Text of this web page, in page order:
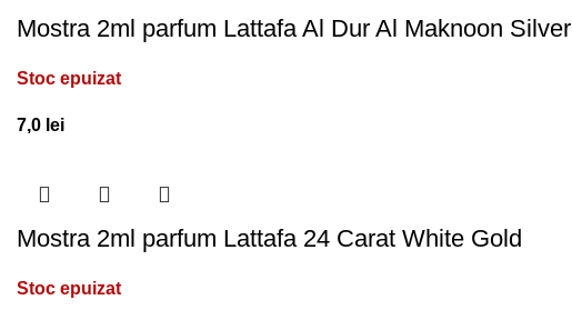
Mostra 2ml parfum Lattafa Al Dur Al Maknoon Silver
Stoc epuizat
7,0 lei
Mostra 2ml parfum Lattafa 24 Carat White Gold
Stoc epuizat